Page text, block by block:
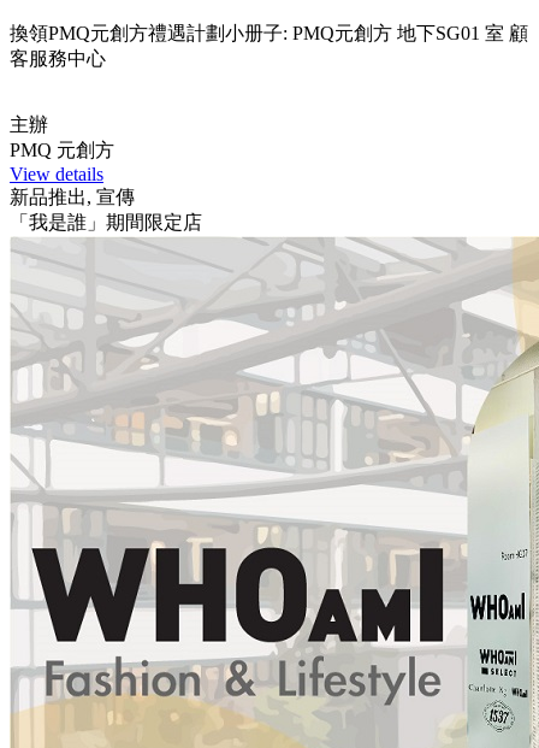
換領PMQ元創方禮遇計劃小册子: PMQ元創方 地下SG01 室 顧
客服務中心
主辦
PMQ 元創方
View details
新品推出, 宣傳
「我是誰」期間限定店